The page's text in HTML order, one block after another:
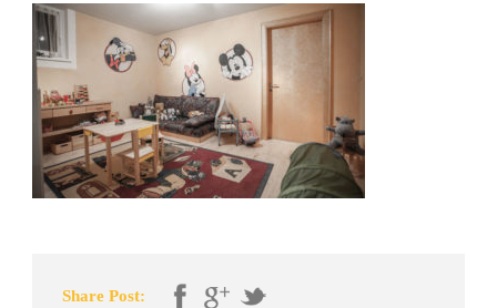
Share Post: